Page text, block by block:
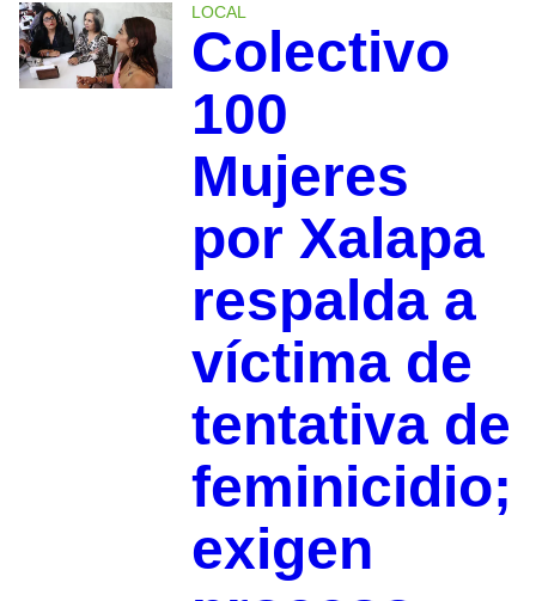
LOCAL
Colectivo
100
Mujeres
por Xalapa
respalda a
víctima de
tentativa de
feminicidio;
exigen